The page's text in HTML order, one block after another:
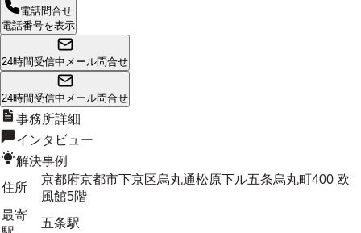
電話問合せ
電話番号を表示
24時間受信中 メール問合せ
24時間受信中 メール問合せ
事務所詳細
インタビュー
解決事例
住所
京都府京都市下京区烏丸通松原下ル五条烏丸町400 欧
風館5階
最寄
五条駅